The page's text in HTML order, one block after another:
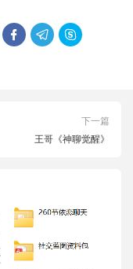
  
下一篇
王哥《神聊觉醒》